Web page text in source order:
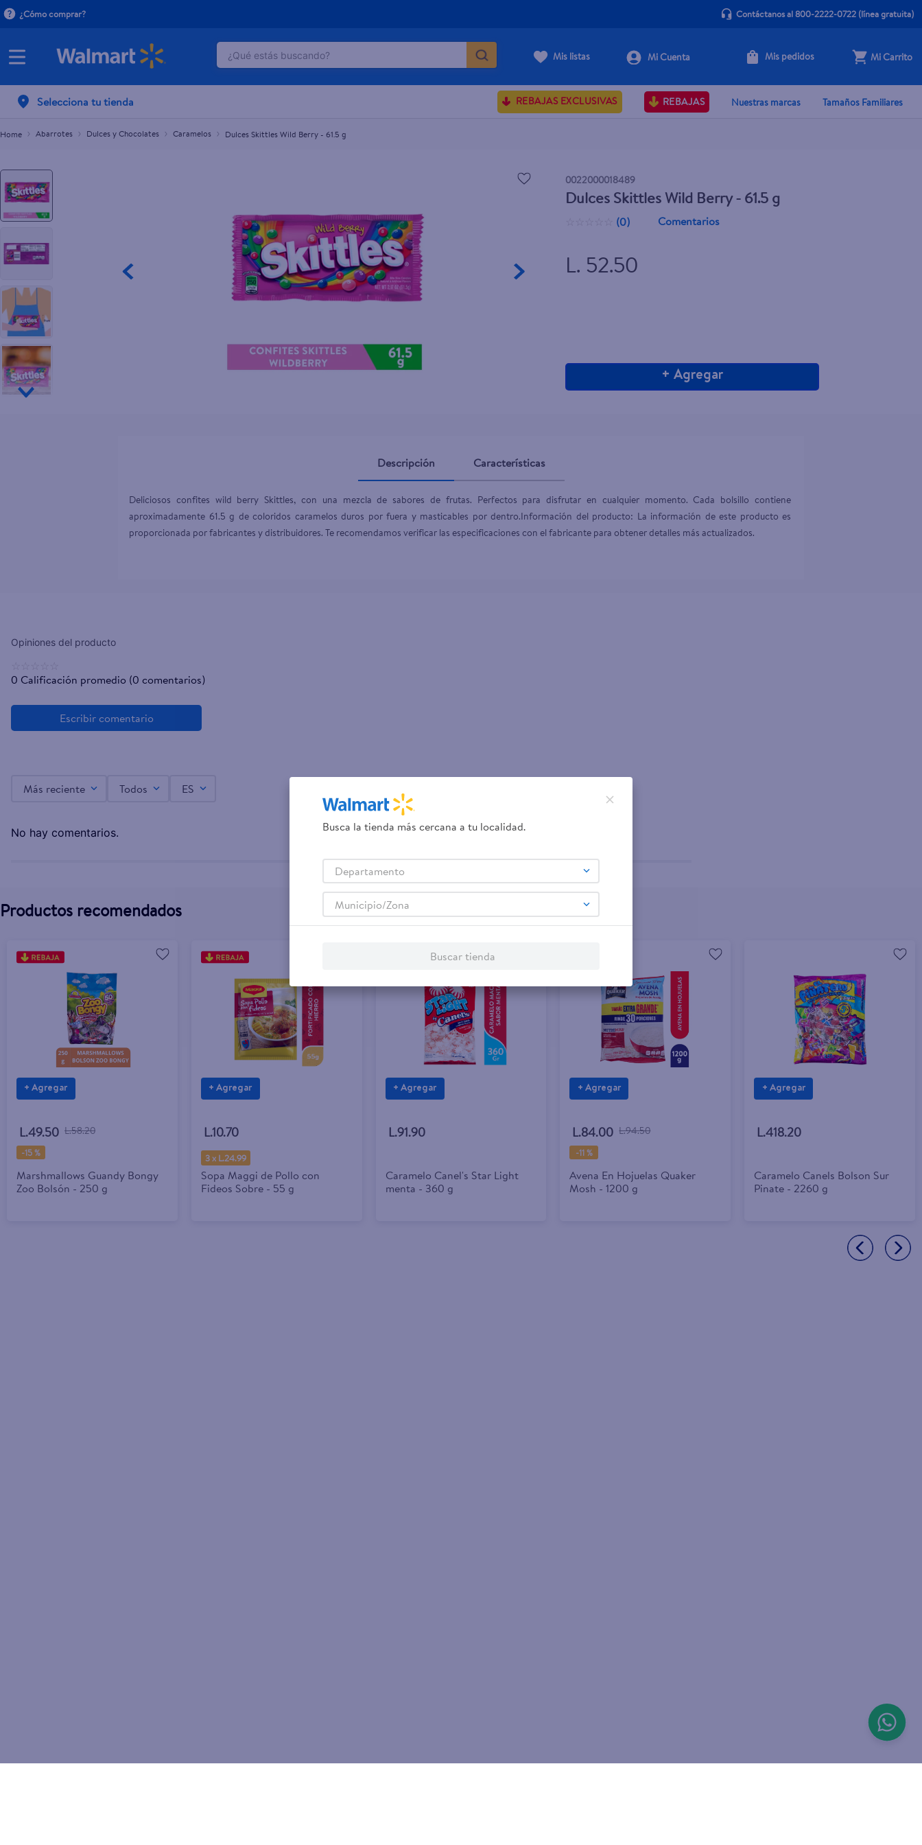
¿Cómo comprar? Contáctanos al 800-2222-0722(línea gratuita)
¿Qué estás buscando?
Mis listas Mis pedidos Mi Carrito
Selecciona tu tienda REBAJAS EXCLUSIVAS REBAJAS Nuestras marcas Tamaños Familiares
Abarrotes Dulces y Chocolates Caramelos Dulces Skittles Wild Berry - 61.5 g
0022000018489
Dulces Skittles Wild Berry - 61.5 g
(0) Comentarios
L. 52.50
+ Agregar
Dulces Skittles Wild Berry - 61.5 g
L.52.50 + Agregar
Descripción Características
Deliciosos confites wild berry Skittles, con una mezcla de sabores de frutas. Perfectos para disfrutar en cualquier momento. Cada bolsillo contiene
aproximadamente 61.5 g de coloridos caramelos duros por fuera y masticables por dentro.Información del producto: La información de este producto es
proporcionada por fabricantes y distribuidores. Te recomendamos verificar las especificaciones con el fabricante para obtener detalles más actualizados.
0 Calificación promedio (0 comentarios)
Más reciente Todos ES
No hay comentarios.
Productos recomendados
+ Agregar
L.49.50 L.58.20
-15 %
Marshmallows Guandy Bongy
Zoo Bolsón - 250 g
+ Agregar
L.10.70
3 x L.24.99
Sopa Maggi de Pollo con
Fideos Sobre - 55 g
+ Agregar
L.91.90
Caramelo Canel's Star Light
menta - 360 g
+ Agregar
L.84.00 L.94.50
-11 %
Avena En Hojuelas Quaker
Mosh - 1200 g
+ Agregar
L.418.20
Caramelo Canels Bolson Sur
Pinate - 2260 g
Busca la tienda más cercana a tu localidad.
Departamento
Municipio/Zona
Buscar tienda
TÉRMINOS MÁS BUSCADOS
2.
herbal essences
6.
gillette venus
7.
dove
8.
goodyear
9.
pañales